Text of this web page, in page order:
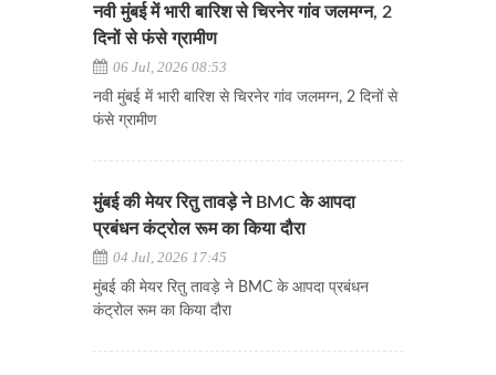
नवी मुंबई में भारी बारिश से चिरनेर गांव जलमग्न, 2
दिनों से फंसे ग्रामीण
06 Jul, 2026 08:53
नवी मुंबई में भारी बारिश से चिरनेर गांव जलमग्न, 2 दिनों से
फंसे ग्रामीण
मुंबई की मेयर रितु तावड़े ने BMC के आपदा
प्रबंधन कंट्रोल रूम का किया दौरा
04 Jul, 2026 17:45
मुंबई की मेयर रितु तावड़े ने BMC के आपदा प्रबंधन
कंट्रोल रूम का किया दौरा